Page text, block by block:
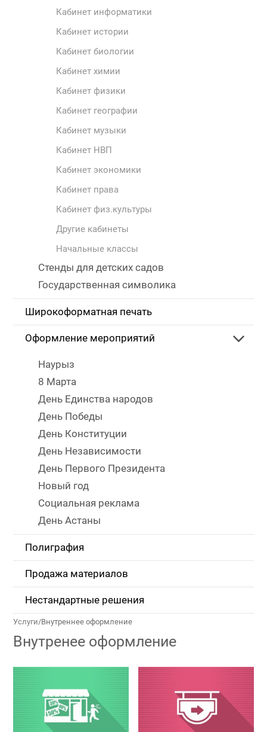
Кабинет информатики
Кабинет истории
Кабинет биологии
Кабинет химии
Кабинет физики
Кабинет географии
Кабинет музыки
Кабинет НВП
Кабинет экономики
Кабинет права
Кабинет физ.культуры
Другие кабинеты
Начальные классы
Стенды для детских садов
Государственная символика
Широкоформатная печать
Оформление мероприятий
Наурыз
8 Марта
День Единства народов
День Победы
День Конституции
День Независимости
День Первого Президента
Новый год
Социальная реклама
День Астаны
Полиграфия
Продажа материалов
Нестандартные решения
Услуги/Внутреннее оформление
Внутренее оформление